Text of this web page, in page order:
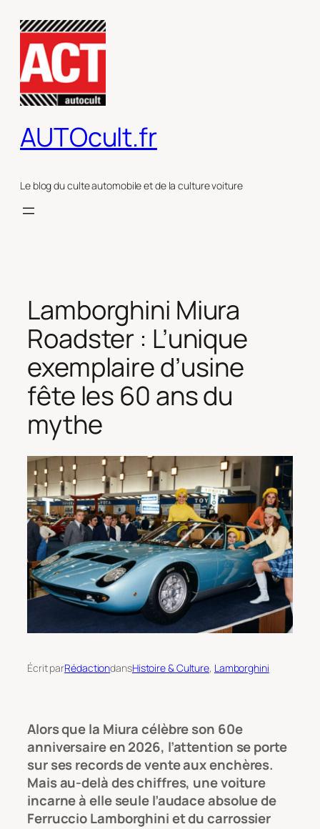
contenu
AUTOcult.fr
Le blog du culte automobile et de la culture voiture
Lamborghini Miura
Roadster : L’unique
exemplaire d’usine
fête les 60 ans du
mythe
Écrit parRédactiondansHistoire & Culture, Lamborghini
Alors que la Miura célèbre son 60e
anniversaire en 2026, l’attention se porte
sur ses records de vente aux enchères.
Mais au-delà des chiffres, une voiture
incarne à elle seule l’audace absolue de
Ferruccio Lamborghini et du carrossier